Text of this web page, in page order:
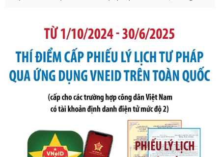
bỏ Thông tư số 87/2019/TT- BТC ngày 19 tháng 12 năm
2019 của Bộ trưởng Bộ Tài chính hướng dẫn thực hiện xử
phạt vi phạm hành chính trong lĩnh vực kho bạc nhà nước
Ngày ban hành: 21/07/2026
Số kí hiệu: 291/2026/NĐ-CP
Tên: Nghị định số 291/2026/NĐ-CP của Chính phủ: Sửa
đổi, bổ sung một số điều của Nghị định số 125/2020/NĐ-СР
ngày 19 tháng 10 năm 2020 của Chính phủ quy định xử
phạt vi phạm hành chính về thuế, hóa đơn được sửa đổi, bổ
sung bởi Nghị định số 102/2021/NĐ-CP
Ngày ban hành: 20/07/2026
Số kí hiệu:2303/QĐ-UBND